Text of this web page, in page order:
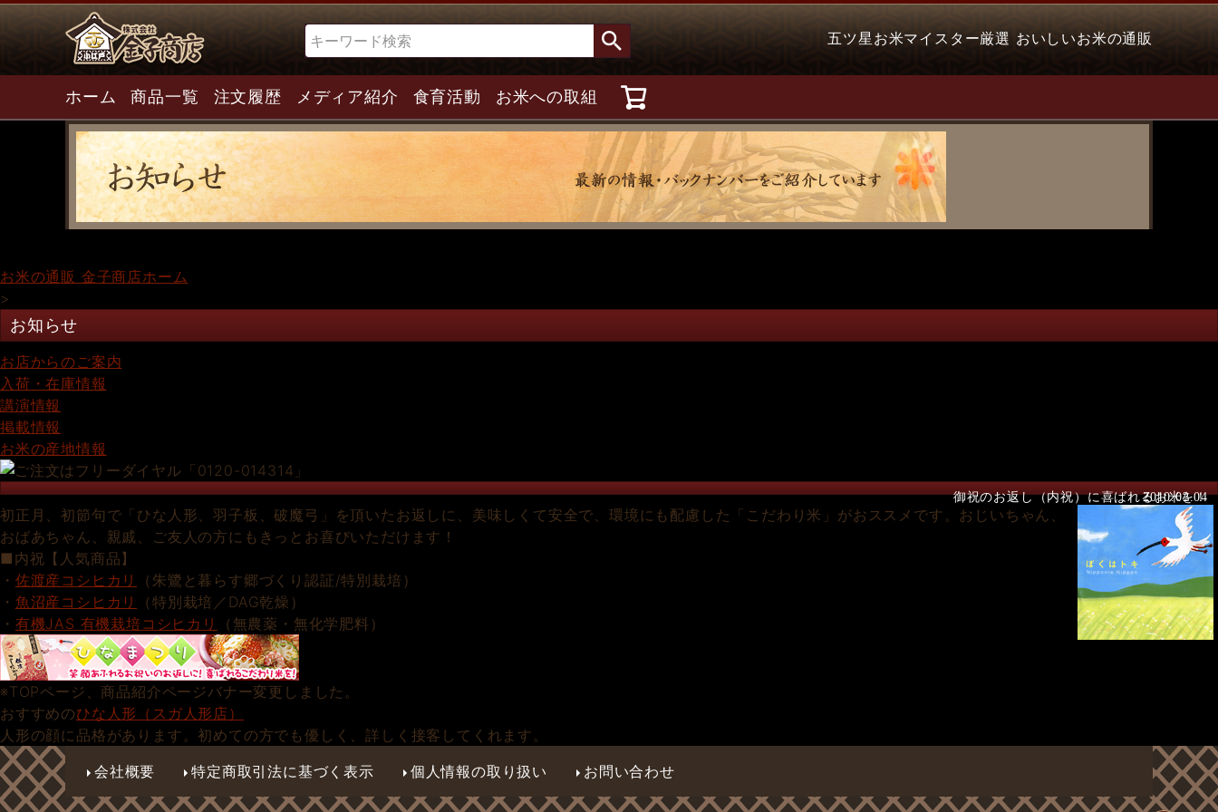
検索 五ツ星お米マイスター厳選 おいしいお米の通販
ホーム 商品一覧 注文履歴 メディア紹介 食育活動 お米への取組
お米の通販 金子商店ホーム
>
お知らせ
お店からのご案内
入荷・在庫情報
講演情報
掲載情報
お米の産地情報
御祝のお返し（内祝）に喜ばれるお米を！
2010.02.04
初正月、初節句で「ひな人形、羽子板、破魔弓」を頂いたお返しに、美味しくて安全で、環境にも配慮した「こだわり米」がおススメです。おじいちゃん、
おばあちゃん、親戚、ご友人の方にもきっとお喜びいただけます！
■内祝【人気商品】
・ 佐渡産コシヒカリ
（朱鷺と暮らす郷づくり認証/特別栽培）
・ 魚沼産コシヒカリ
（特別栽培／DAG乾燥）
・ 有機JAS 有機栽培コシヒカリ （無農薬・無化学肥料）
※TOPページ、商品紹介ページバナー変更しました。
おすすめのひな人形（スガ人形店）
人形の顔に品格があります。初めての方でも優しく、詳しく接客してくれます。
会社概要
特定商取引法に基づく表示 個人情報の取り扱い お問い合わせ